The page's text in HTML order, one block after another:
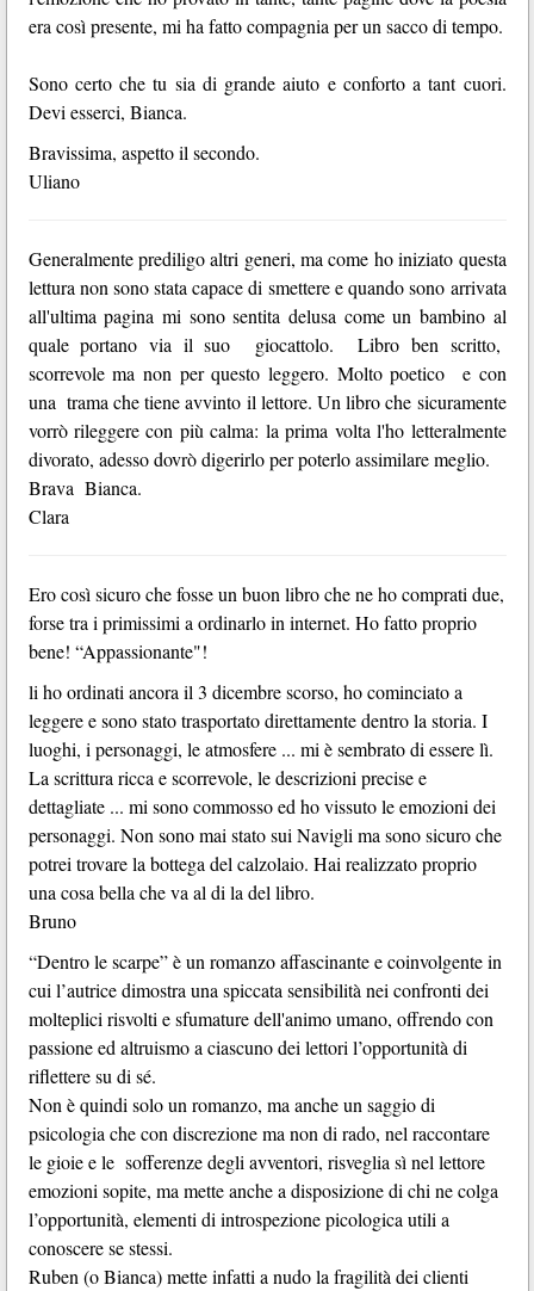
era così presente, mi ha fatto compagnia per un sacco di tempo.
Sonocerto che tu sia di grande aiuto e conforto a tant cuori.
Devi esserci, Bianca.
Bravissima, aspetto il secondo.
Uliano
Generalmente prediligo altri generi, ma come ho iniziato questa
lettura non sono stata capace di smettere e quando sono arrivata
all'ultima pagina mi sono sentita delusa come un bambino al
quale portano via il suo giocattolo. Libro ben scritto,
scorrevole ma non per questo leggero. Molto poetico e con
una trama che tiene avvinto il lettore. Un libro che sicuramente
vorrò rileggere con più calma: la prima volta l'ho letteralmente
divorato, adesso dovrò digerirlo per poterlo assimilare meglio.
Brava Bianca.
Clara
Ero così sicuro che fosse un buon libro che ne ho comprati due,
forse tra i primissimi a ordinarlo in internet. Ho fatto proprio
bene! “Appassionante"!
li ho ordinati ancora il 3 dicembre scorso, ho cominciato a
leggere e sono stato trasportato direttamente dentro la storia. I
luoghi, i personaggi, le atmosfere ... mi è sembrato di essere lì.
La scrittura ricca e scorrevole, le descrizioni precise e
dettagliate ... mi sono commosso ed ho vissuto le emozioni dei
personaggi. Non sono mai stato sui Navigli ma sono sicuro che
potrei trovare la bottega del calzolaio. Hai realizzato proprio
una cosa bella che va al di la del libro.
Bruno
“Dentro le scarpe” è un romanzo affascinante e coinvolgente in
cui l’autrice dimostra una spiccata sensibilità nei confronti dei
molteplici risvolti e sfumature dell'animo umano, offrendo con
passione ed altruismo a ciascuno dei lettori l’opportunità di
riflettere su di sé.
Non è quindi solo un romanzo, ma anche un saggio di
psicologia che con discrezione ma non di rado, nel raccontare
le gioie e le sofferenze degli avventori, risveglia sì nel lettore
emozioni sopite, ma mette anche a disposizione di chi ne colga
l’opportunità, elementi di introspezione picologica utili a
conoscere se stessi.
Ruben (o Bianca) mette infatti a nudo la fragilità dei clienti